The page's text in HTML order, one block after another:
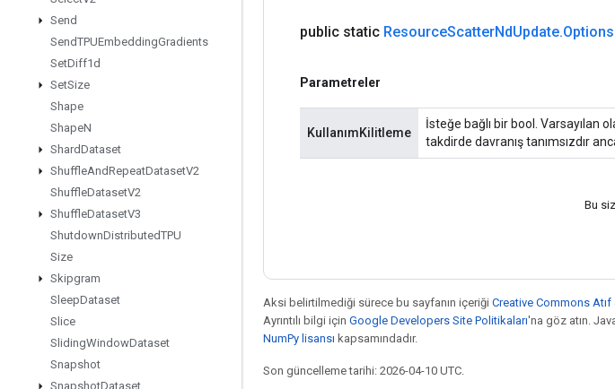
Send
SendTPUEmbeddingGradients
SetDiff1d
SetSize
Shape
ShapeN
ShardDataset
ShuffleAndRepeatDatasetV2
ShuffleDatasetV2
ShuffleDatasetV3
ShutdownDistributedTPU
Size
Skipgram
SleepDataset
Slice
SlidingWindowDataset
Snapshot
SnapshotDataset
public static ResourceScatterNdUpdate.Options
Parametreler
KullanımKilitleme
İsteğe bağlı bir bool. Varsayılan
takdirde davranış tanımsızdır
Bu
Aksi belirtilmediği sürece bu sayfanın içeriği Creative Commons Atıf
Ayrıntılı bilgi için Google Developers Site Politikaları'na göz atın.
NumPy lisansı kapsamındadır.
Son güncelleme tarihi: 2026-04-10 UTC.